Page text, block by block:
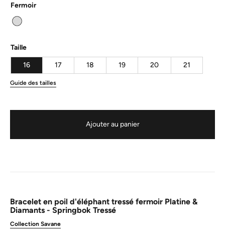
Fermoir
Taille
16 17 18 19 20 21
Guide des tailles
Ajouter au panier
Bracelet en poil d'éléphant tressé fermoir Platine &
Diamants - Springbok Tressé
Collection Savane